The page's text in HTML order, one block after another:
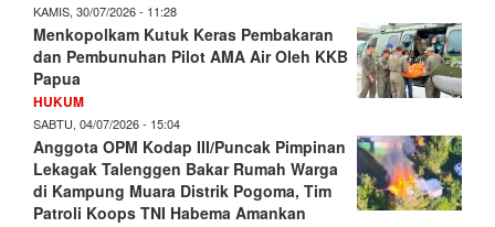
KAMIS, 30/07/2026 - 11:28
Menkopolkam Kutuk Keras Pembakaran
dan Pembunuhan Pilot AMA Air Oleh KKB
Papua
HUKUM
SABTU, 04/07/2026 - 15:04
Anggota OPM Kodap III/Puncak Pimpinan
Lekagak Talenggen Bakar Rumah Warga
di Kampung Muara Distrik Pogoma, Tim
Patroli Koops TNI Habema Amankan